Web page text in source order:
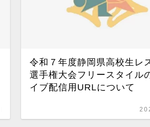
令和７年度静岡県高校生レ
選手権大会フリースタイル
イブ配信用URLについて